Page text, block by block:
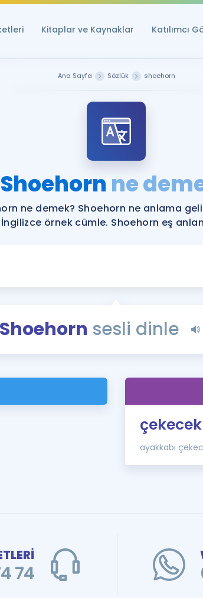
Kitaplar ve Kaynaklar Katılımcı
YDS
YDS
Tüm
YDS -
Ana Sayfa Sözlük shoehorn
Shoehorn ne
ne demek? Shoehorn ne anlama
İngilizce örnek cümle. Shoehorn eş
Shoehorn sesli dinle
çekecek
ayakkabı
74